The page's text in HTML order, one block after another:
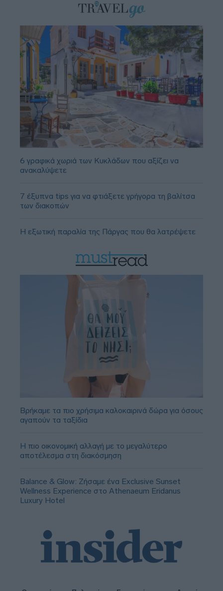
6 γραφικά χωριά των Κυκλάδων που αξίζει να
ανακαλύψετε
7 έξυπνα tips για να φτιάξετε γρήγορα τη βαλίτσα
των διακοπών
Η εξωτική παραλία της Πάργας που θα λατρέψετε
Βρήκαμε τα πιο χρήσιμα καλοκαιρινά δώρα για όσους
αγαπούν τα ταξίδια
Η πιο οικονομική αλλαγή με το μεγαλύτερο
αποτέλεσμα στη διακόσμηση
Balance & Glow: Ζήσαμε ένα Exclusive Sunset
Wellness Experience στο Athenaeum Eridanus
Luxury Hotel